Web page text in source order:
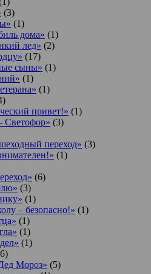
(3)
(1)
дома» (1)
лед» (2)
(17)
сыны» (1)
(1)
(1)
привет!» (1)
Светофор» (3)
переход» (3)
(1)
(6)
(3)
(1)
– безопасно!» (1)
(1)
(1)
(1)
Мороз» (5)